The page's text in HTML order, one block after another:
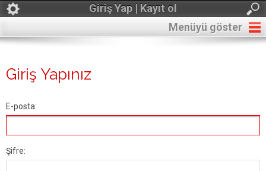
Giriş Yap | Kayıt ol
Menüyü göster
Giriş Yapınız
E-posta:
Şifre: